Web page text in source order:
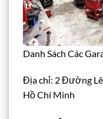
Danh Sách Các
Địa chỉ: 2 Đường
Hồ Chí Minh